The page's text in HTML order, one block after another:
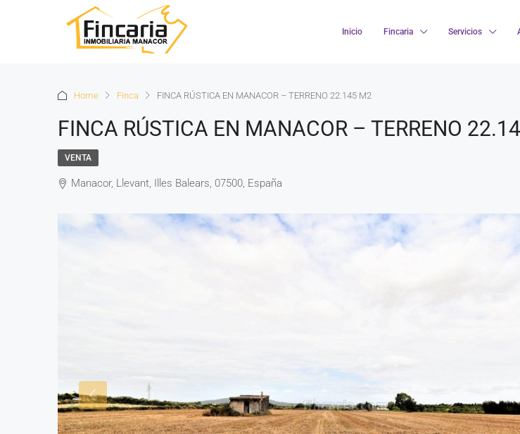
Inicio Fincaria Servicios
Home Finca FINCA RÚSTICA EN MANACOR – TERRENO 22.145 M2
FINCA RÚSTICA EN MANACOR – TERRENO
VENTA
Manacor, Llevant, Illes Balears, 07500, España